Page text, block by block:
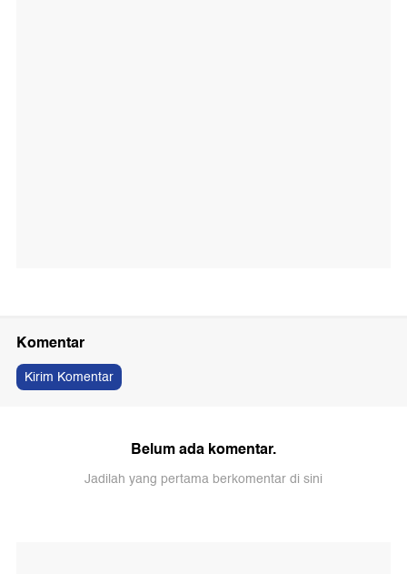
Komentar
Kirim Komentar
Belum ada komentar.
Jadilah yang pertama berkomentar di sini